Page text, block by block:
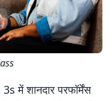
शानदार परफॉर्मेंस